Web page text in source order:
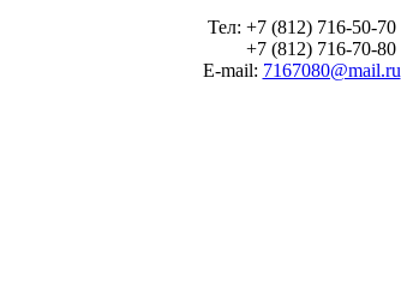
Тел: +7 (812) 716-50-70
+7 (812) 716-70-80
E-mail: 7167080@mail.ru